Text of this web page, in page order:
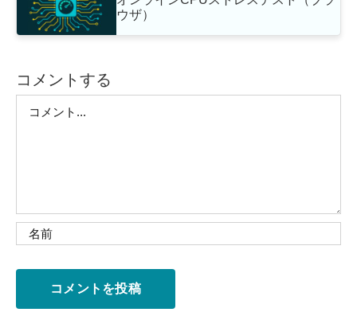
ウザ）
コメントする